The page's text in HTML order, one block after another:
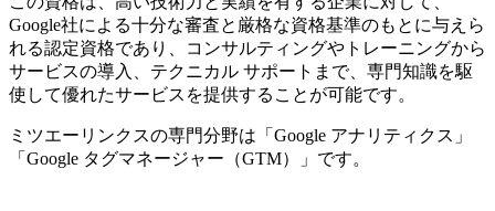
Google社による十分な審査と厳格な資格基準のもとに与えら
れる認定資格であり、コンサルティングやトレーニングから
サービスの導入、テクニカル サポートまで、専門知識を駆
使して優れたサービスを提供することが可能です。
ミツエーリンクスの専門分野は「Google アナリティクス」
「Google タグマネージャー（GTM）」です。